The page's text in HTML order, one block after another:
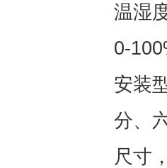
温湿
0-
安装
分、
尺寸